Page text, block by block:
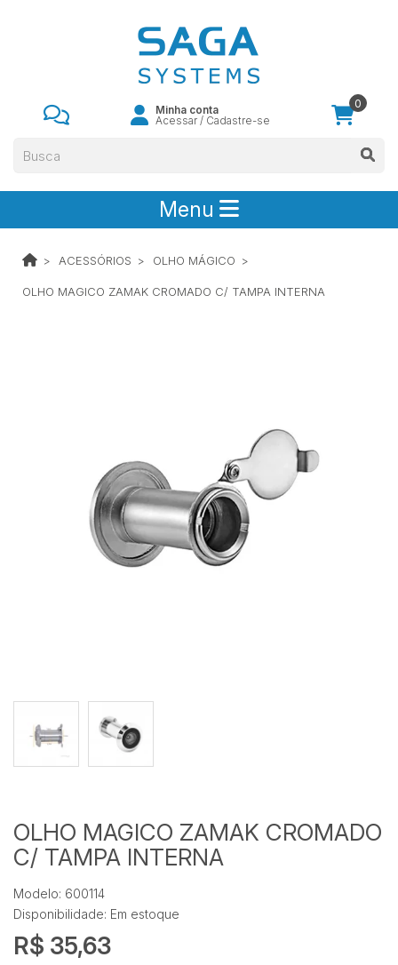
Minha conta
Acessar/ Cadastre-se
0
Menu
ACESSÓRIOS OLHO MÁGICO
OLHO MAGICO ZAMAK CROMADO C/ TAMPA INTERNA
OLHO MAGICO ZAMAK CROMADO
C/ TAMPA INTERNA
Modelo: 600114
Disponibilidade: Em estoque
R$ 35,63